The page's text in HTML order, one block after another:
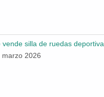
vende silla de ruedas deportiva
marzo 2026